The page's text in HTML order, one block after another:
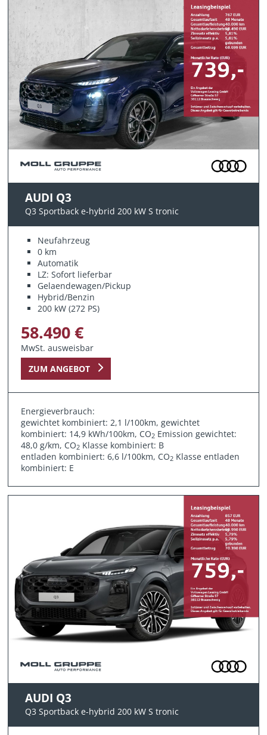
AUDI Q3
Q3 Sportback e-hybrid 200 kW S tronic
Neufahrzeug
0 km
Automatik
LZ: Sofort lieferbar
Gelaendewagen/Pickup
Hybrid/Benzin
200 kW (272 PS)
58.490 €
MwSt. ausweisbar
ZUM ANGEBOT
Energieverbrauch:
gewichtet kombiniert: 2,1 l/100km, gewichtet
kombiniert: 14,9 kWh/100km, CO2 Emission gewichtet:
48,0 g/km, CO2 Klasse kombiniert: B
entladen kombiniert: 6,6 l/100km, CO2 Klasse entladen
kombiniert: E
AUDI Q3
Q3 Sportback e-hybrid 200 kW S tronic